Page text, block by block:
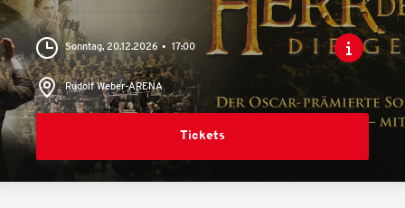
Sonntag, 20.12.2026 17:00
Rudolf Weber-ARENA
Tickets